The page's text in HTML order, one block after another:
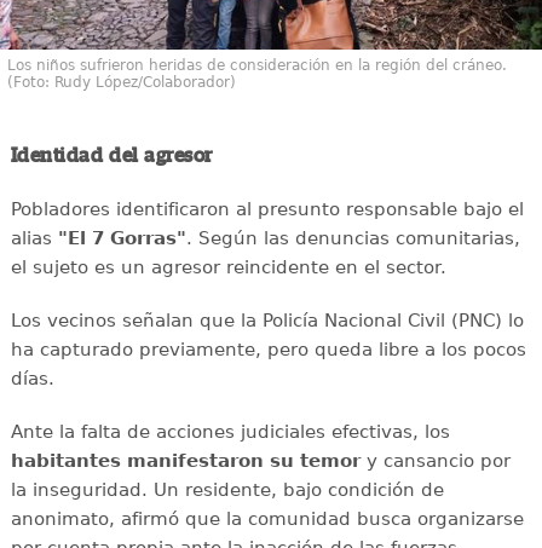
Los niños sufrieron heridas de consideración en la región del cráneo.
(Foto: Rudy López/Colaborador)
Identidad del agresor
Pobladores identificaron al presunto responsable bajo el
alias "El 7 Gorras". Según las denuncias comunitarias,
el sujeto es un agresor reincidente en el sector.
Los vecinos señalan que la Policía Nacional Civil (PNC) lo
ha capturado previamente, pero queda libre a los pocos
días.
Ante la falta de acciones judiciales efectivas, los
habitantes manifestaron su temory cansancio por
la inseguridad. Un residente, bajo condición de
anonimato, afirmó que la comunidad busca organizarse